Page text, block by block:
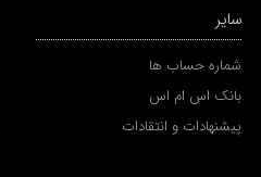
سایر
شماره حساب ها
بانک اس ام اس
پیشنهادات و انتقادات